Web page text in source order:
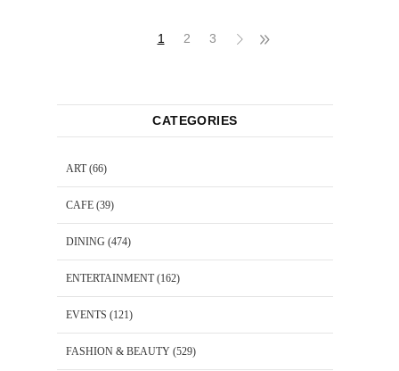
1 2 3
CATEGORIES
ART(66)
CAFE (39)
DINING (474)
ENTERTAINMENT(162)
EVENTS (121)
FASHION & BEAUTY (529)